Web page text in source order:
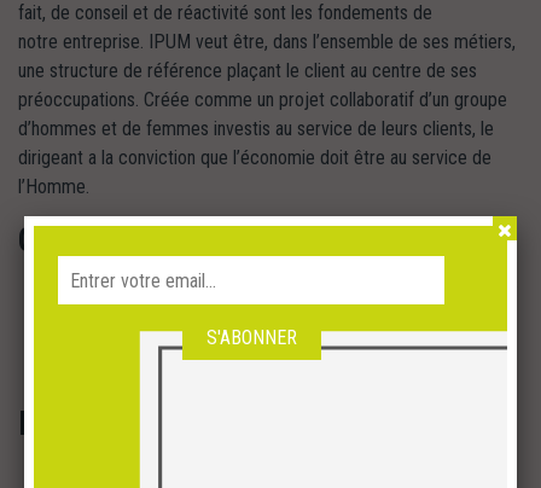
fait, de conseil et de réactivité sont les fondements de
notre entreprise. IPUM veut être, dans l’ensemble de ses métiers,
une structure de référence plaçant le client au centre de ses
préoccupations. Créée comme un projet collaboratif d’un groupe
d’hommes et de femmes investis au service de leurs clients, le
dirigeant a la conviction que l’économie doit être au service de
l’Homme.
Créativité et innovation
Promouvoir les initiatives et les idées nouvelles de chacune des
parties prenantes
Trouver des solutions et des produits innovants pour conserver
Réactivité